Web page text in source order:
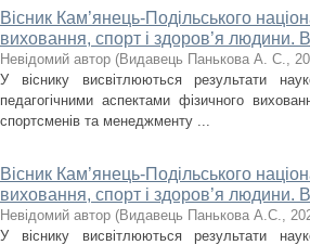
Вісник Кам’янець-Подільського
виховання, спорт і здоров’я людини.
Невідомий автор (Видавець Панькова А. С.,
У віснику висвітлюються результати
педагогічними аспектами фізичного
спортсменів та менеджменту ...
Вісник Кам’янець-Подільського
виховання, спорт і здоров’я людини.
Невідомий автор (Видавець Панькова А.С.,
У віснику висвітлюються результати